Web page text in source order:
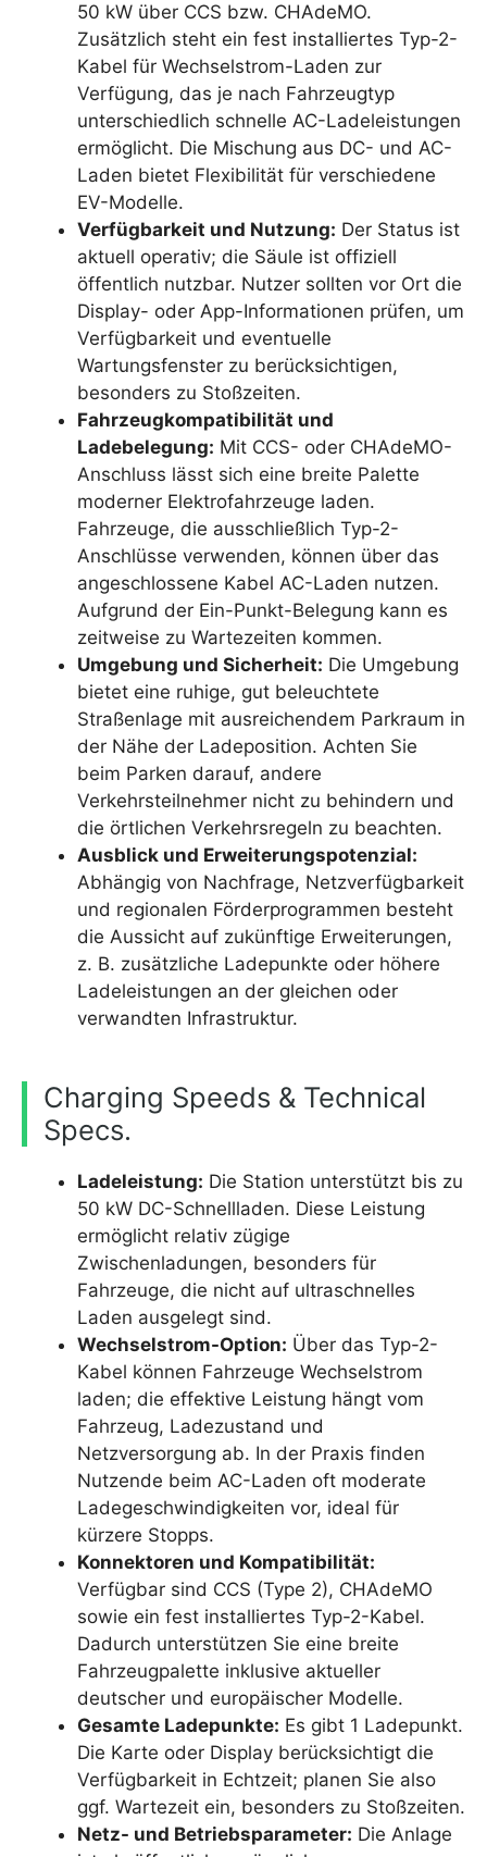
50 kW über CCS bzw. CHAdeMO.
Zusätzlich steht ein fest installiertes Typ-2-
Kabel für Wechselstrom-Laden zur
Verfügung, das je nach Fahrzeugtyp
unterschiedlich schnelle AC-Ladeleistungen
ermöglicht. Die Mischung aus DC- und AC-
Laden bietet Flexibilität für verschiedene
EV-Modelle.
Verfügbarkeit und Nutzung: Der Status ist
aktuell operativ; die Säule ist offiziell
öffentlich nutzbar. Nutzer sollten vor Ort die
Display- oder App-Informationen prüfen, um
Verfügbarkeit und eventuelle
Wartungsfenster zu berücksichtigen,
besonders zu Stoßzeiten.
Fahrzeugkompatibilität und
Ladebelegung: Mit CCS- oder CHAdeMO-
Anschluss lässt sich eine breite Palette
moderner Elektrofahrzeuge laden.
Fahrzeuge, die ausschließlich Typ-2-
Anschlüsse verwenden, können über das
angeschlossene Kabel AC-Laden nutzen.
Aufgrund der Ein-Punkt-Belegung kann es
zeitweise zu Wartezeiten kommen.
Umgebung und Sicherheit: Die Umgebung
bietet eine ruhige, gut beleuchtete
Straßenlage mit ausreichendem Parkraum in
der Nähe der Ladeposition. Achten Sie
beim Parken darauf, andere
Verkehrsteilnehmer nicht zu behindern und
die örtlichen Verkehrsregeln zu beachten.
Ausblick und Erweiterungspotenzial:
Abhängig von Nachfrage, Netzverfügbarkeit
und regionalen Förderprogrammen besteht
die Aussicht auf zukünftige Erweiterungen,
z. B. zusätzliche Ladepunkte oder höhere
Ladeleistungen an der gleichen oder
verwandten Infrastruktur.
Charging Speeds & Technical
Specs.
Ladeleistung: Die Station unterstützt bis zu
50 kW DC-Schnellladen. Diese Leistung
ermöglicht relativ zügige
Zwischenladungen, besonders für
Fahrzeuge, die nicht auf ultraschnelles
Laden ausgelegt sind.
Wechselstrom-Option: Über das Typ-2-
Kabel können Fahrzeuge Wechselstrom
laden; die effektive Leistung hängt vom
Fahrzeug, Ladezustand und
Netzversorgung ab. In der Praxis finden
Nutzende beim AC-Laden oft moderate
Ladegeschwindigkeiten vor, ideal für
kürzere Stopps.
Konnektoren und Kompatibilität:
Verfügbar sind CCS (Type 2), CHAdeMO
sowie ein fest installiertes Typ-2-Kabel.
Dadurch unterstützen Sie eine breite
Fahrzeugpalette inklusive aktueller
deutscher und europäischer Modelle.
Gesamte Ladepunkte: Es gibt 1 Ladepunkt.
Die Karte oder Display berücksichtigt die
Verfügbarkeit in Echtzeit; planen Sie also
ggf. Wartezeit ein, besonders zu Stoßzeiten.
Netz- und Betriebsparameter: Die Anlage